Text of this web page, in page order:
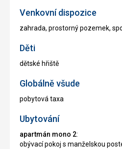
Venkovní dispozice
zahrada, prostorný pozemek,
Děti
dětské hřiště
Globálně všude
pobytová taxa
Ubytování
apartmán mono 2:
obývací pokoj s manželskou